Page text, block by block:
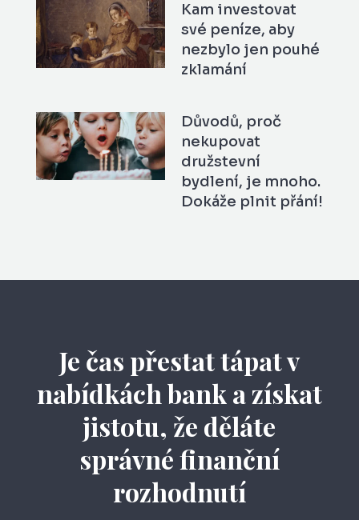
Kam investovat
své peníze, aby
nezbylo jen pouhé
zklamání
Důvodů, proč
nekupovat
družstevní
bydlení, je mnoho.
Dokáže plnit přání!
Je čas přestat tápat v
nabídkách bank a získat
jistotu, že děláte
správné finanční
rozhodnutí